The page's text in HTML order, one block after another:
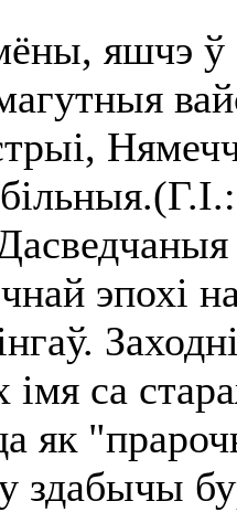
яшчэ ў
эпохі
імя са
як
у здабычы